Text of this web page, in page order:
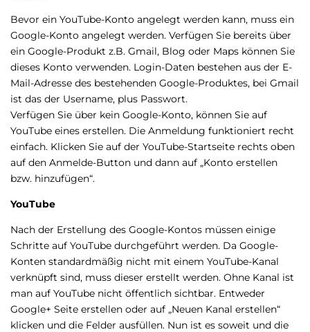
Bevor ein YouTube-Konto angelegt werden kann, muss ein
Google-Konto angelegt werden. Verfügen Sie bereits über
ein Google-Produkt z.B. Gmail, Blog oder Maps können Sie
dieses Konto verwenden. Login-Daten bestehen aus der E-
Mail-Adresse des bestehenden Google-Produktes, bei Gmail
ist das der Username, plus Passwort.
Verfügen Sie über kein Google-Konto, können Sie auf
YouTube eines erstellen. Die Anmeldung funktioniert recht
einfach. Klicken Sie auf der YouTube-Startseite rechts oben
auf den Anmelde-Button und dann auf „Konto erstellen
bzw. hinzufügen“.
YouTube
Nach der Erstellung des Google-Kontos müssen einige
Schritte auf YouTube durchgeführt werden. Da Google-
Konten standardmäßig nicht mit einem YouTube-Kanal
verknüpft sind, muss dieser erstellt werden. Ohne Kanal ist
man auf YouTube nicht öffentlich sichtbar. Entweder
Google+ Seite erstellen oder auf „Neuen Kanal erstellen“
klicken und die Felder ausfüllen. Nun ist es soweit und die